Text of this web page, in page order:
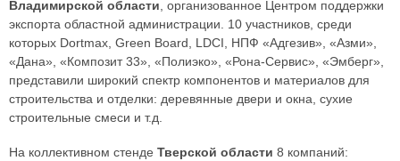
Владимирской области, организованное Центром поддержки
экспорта областной администрации. 10 участников, среди
которых Dortmax, Green Board, LDСI, НПФ «Адгезив», «Азми»,
«Дана», «Композит 33», «Полиэко», «Рона-Сервис», «Эмберг»,
представили широкий спектр компонентов и материалов для
строительства и отделки: деревянные двери и окна, сухие
строительные смеси и т.д.
На коллективном стенде Тверской области 8 компаний: